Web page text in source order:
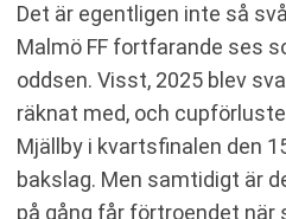
Det är egentligen inte så
Malmö FF fortfarande ses
oddsen. Visst, 2025 blev
räknat med, och
Mjällby i kvartsfinalen den
bakslag. Men samtidigt är
på gång får förtroendet när